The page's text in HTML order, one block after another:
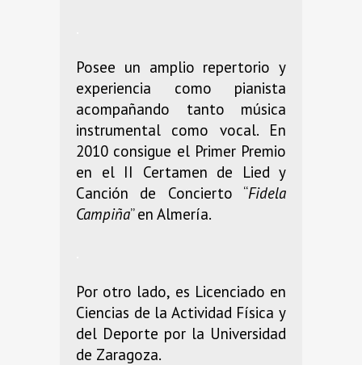
Posee un amplio repertorio y
experiencia como pianista
acompañando tanto música
instrumental como vocal. En
2010 consigue el Primer Premio
en el II Certamen de Lied y
Canción de Concierto “Fidela
Campiña” en Almería.
Por otro lado, es Licenciado en
Ciencias de la Actividad Física y
del Deporte por la Universidad
de Zaragoza.